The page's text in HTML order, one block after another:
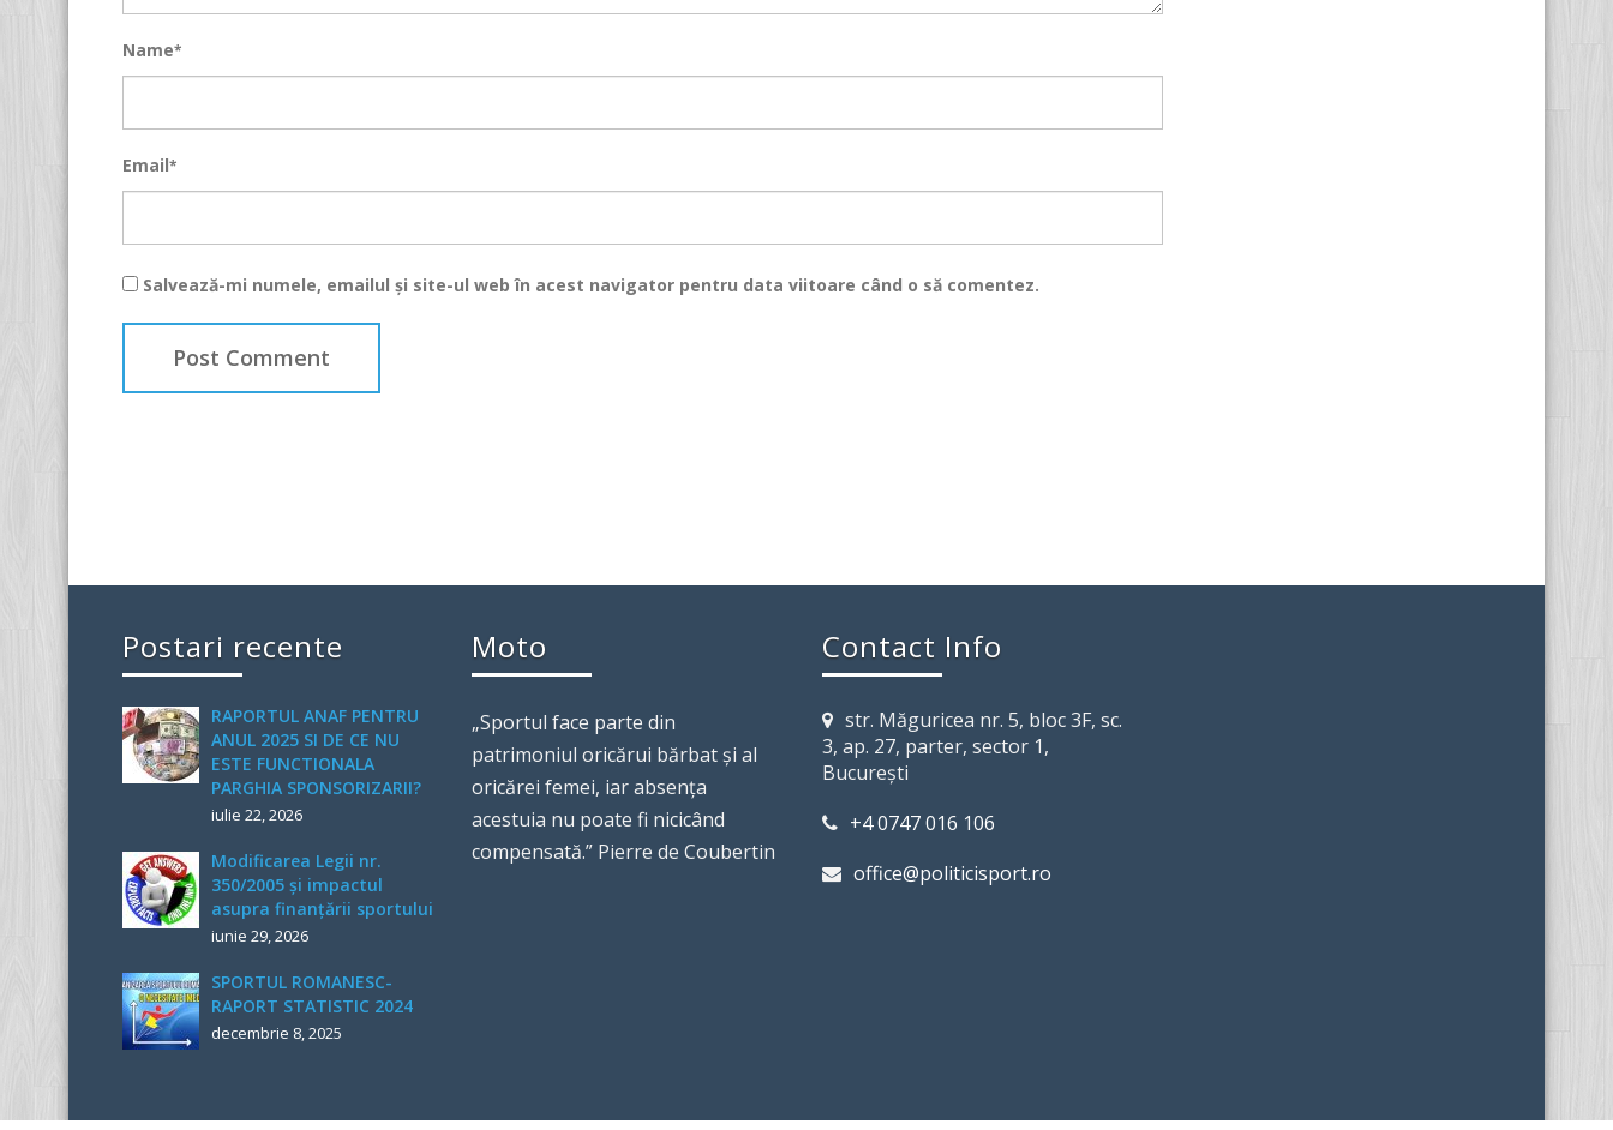
Name*
Email*
Salvează-mi numele, emailul și site-ul web în acest navigator pentru data viitoare când o să comentez.
Postari recente
RAPORTUL ANAF PENTRU
ANUL 2025 SI DE CE NU
ESTE FUNCTIONALA
PARGHIA SPONSORIZARII?
iulie 22, 2026
Modificarea Legii nr.
350/2005 și impactul
asupra finanțării sportului
iunie 29, 2026
SPORTUL ROMANESC-
RAPORT STATISTIC 2024
decembrie 8, 2025
Moto
„Sportul face parte din
patrimoniul oricărui bărbat şi al
oricărei femei, iar absenţa
acestuia nu poate fi nicicând
compensată.” Pierre de Coubertin
Contact Info
str. Măguricea nr. 5, bloc 3F, sc.
3, ap. 27, parter, sector 1,
Bucureşti
+4 0747 016 106
office@politicisport.ro